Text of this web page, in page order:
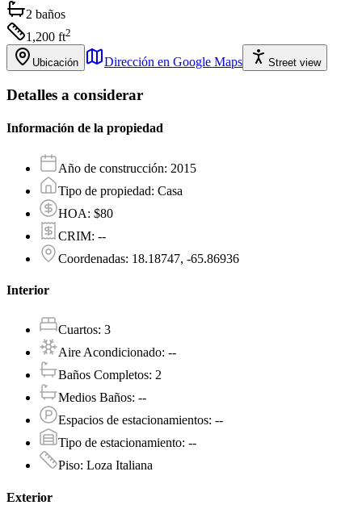
2 baños
1,200 ft2
Ubicación Dirección en Google Maps Street view
Detalles a considerar
Información de la propiedad
Año de construcción: 2015
Tipo de propiedad: Casa
HOA: $80
CRIM: --
Coordenadas: 18.18747, -65.86936
Interior
Cuartos: 3
Aire Acondicionado: --
Baños Completos: 2
Medios Baños: --
Espacios de estacionamientos: --
Tipo de estacionamiento: --
Piso: Loza Italiana
Exterior